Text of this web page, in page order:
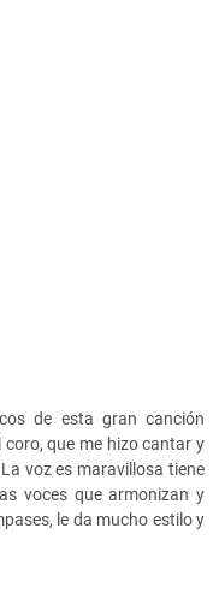
de esta gran canción
que me hizo cantar y
voz es maravillosa tiene
voces que armonizan y
le da mucho estilo y